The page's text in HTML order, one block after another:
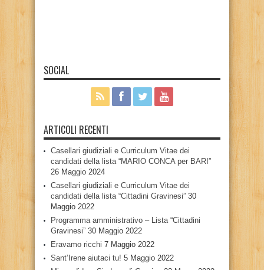
SOCIAL
ARTICOLI RECENTI
Casellari giudiziali e Curriculum Vitae dei
candidati della lista “MARIO CONCA per BARI”
26 Maggio 2024
Casellari giudiziali e Curriculum Vitae dei
candidati della lista “Cittadini Gravinesi” 30
Maggio 2022
Programma amministrativo – Lista “Cittadini
Gravinesi” 30 Maggio 2022
Eravamo ricchi 7 Maggio 2022
Sant’Irene aiutaci tu! 5 Maggio 2022